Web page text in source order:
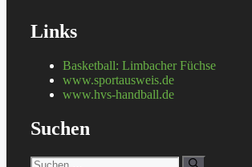
Links
Basketball: Limbacher Füchse
www.sportausweis.de
www.hvs-handball.de
Suchen
Suchen